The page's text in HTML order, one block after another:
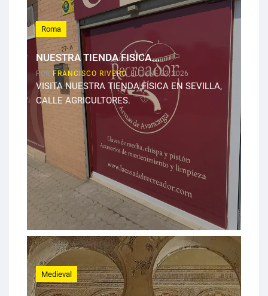
Roma
NUESTRA TIENDA FISICA...
POR FRANCISCO RIVERO EL JUNE 23, 2026
VISITA NUESTRA TIENDA FÍSICA EN SEVILLA,
CALLE AGRICULTORES.
Medieval